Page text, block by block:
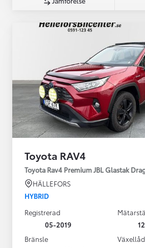
Toyota RAV4
Toyota Rav4 Premium JBL Glastak
HÄLLEFORS
HYBRID
Registrerad
05-2019
Bränsle